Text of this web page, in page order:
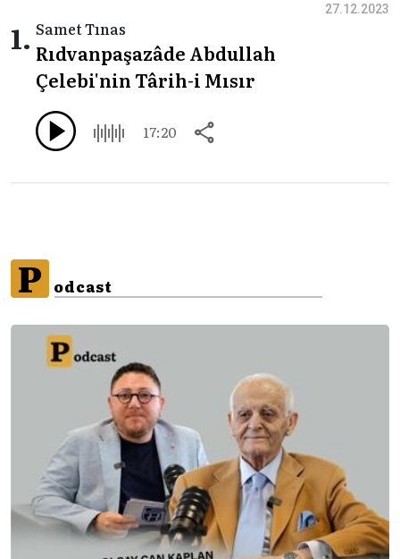
1. Samet Tınas
Rıdvanpaşazâde Abdullah
Çelebi'nin Târih-i Mısır
17:20
27.12.2023
P odcast